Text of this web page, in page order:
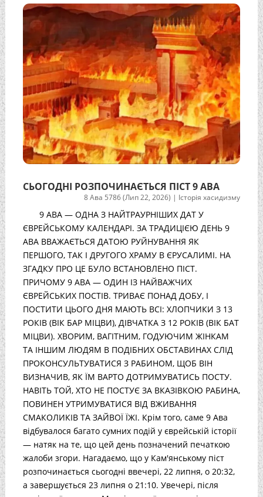
СЬОГОДНІ РОЗПОЧИНАЄТЬСЯ ПІСТ 9 АВА
8 Ава 5786 (Лип 22, 2026) | Історія хасидизму
9 АВА — ОДНА З НАЙТРАУРНІШИХ ДАТ У
ЄВРЕЙСЬКОМУ КАЛЕНДАРІ. ЗА ТРАДИЦІЄЮ ДЕНЬ 9
АВА ВВАЖАЄТЬСЯ ДАТОЮ РУЙНУВАННЯ ЯК
ПЕРШОГО, ТАК І ДРУГОГО ХРАМУ В ЄРУСАЛИМІ. НА
ЗГАДКУ ПРО ЦЕ БУЛО ВСТАНОВЛЕНО ПІСТ.
ПРИЧОМУ 9 АВА — ОДИН ІЗ НАЙВАЖЧИХ
ЄВРЕЙСЬКИХ ПОСТІВ. ТРИВАЄ ПОНАД ДОБУ, І
ПОСТИТИ ЦЬОГО ДНЯ МАЮТЬ ВСІ: ХЛОПЧИКИ З 13
РОКІВ (ВІК БАР МІЦВИ), ДІВЧАТКА З 12 РОКІВ (ВІК БАТ
МІЦВИ). ХВОРИМ, ВАГІТНИМ, ГОДУЮЧИМ ЖІНКАМ
ТА ІНШИМ ЛЮДЯМ В ПОДІБНИХ ОБСТАВИНАХ СЛІД
ПРОКОНСУЛЬТУВАТИСЯ З РАБИНОМ, ЩОБ ВІН
ВИЗНАЧИВ, ЯК ЇМ ВАРТО ДОТРИМУВАТИСЬ ПОСТУ.
НАВІТЬ ТОЙ, ХТО НЕ ПОСТУЄ ЗА ВКАЗІВКОЮ РАБИНА,
ПОВИНЕН УТРИМУВАТИСЯ ВІД ВЖИВАННЯ
СМАКОЛИКІВ ТА ЗАЙВОЇ ЇЖІ. Крім того, саме 9 Ава
відбувалося багато сумних подій у єврейській історії
— натяк на те, що цей день позначений печаткою
жалоби згори. Нагадаємо, що у Кам'янському піст
розпочинається сьогодні ввечері, 22 липня, о 20:32,
а завершується 23 липня о 21:10. Увечері, після